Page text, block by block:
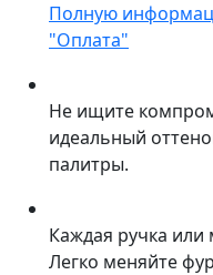
Полную
"Оплата"
Не ищите
идеальный
палитры.
Каждая ручка
Легко меняйте